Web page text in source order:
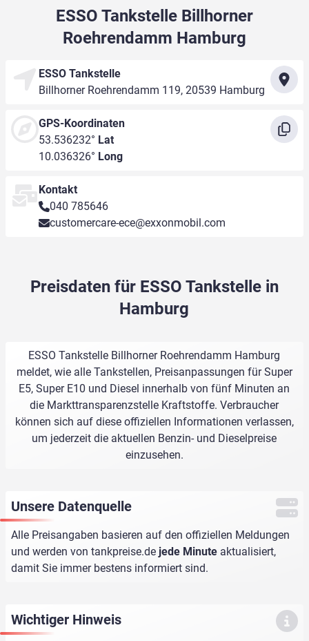
ESSO Tankstelle Billhorner
Roehrendamm Hamburg
ESSO Tankstelle
Billhorner Roehrendamm 119, 20539 Hamburg
GPS-Koordinaten
53.536232° Lat
10.036326° Long
Kontakt
040 785646
customercare-ece@exxonmobil.com
Preisdaten für ESSO Tankstelle in
Hamburg
ESSO Tankstelle Billhorner Roehrendamm Hamburg
meldet, wie alle Tankstellen, Preisanpassungen für Super
E5, Super E10 und Diesel innerhalb von fünf Minuten an
die Markttransparenzstelle Kraftstoffe. Verbraucher
können sich auf diese offiziellen Informationen verlassen,
um jederzeit die aktuellen Benzin- und Dieselpreise
einzusehen.
Unsere Datenquelle
Alle Preisangaben basieren auf den offiziellen Meldungen
und werden von tankpreise.de jede Minute aktualisiert,
damit Sie immer bestens informiert sind.
Wichtiger Hinweis